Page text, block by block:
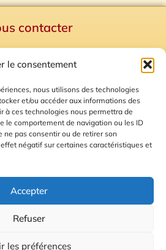
le consentement
nous utilisons des technologies
et/ou accéder aux informations des
à ces technologies nous permettra de
le comportement de navigation ou les ID
ne pas consentir ou de retirer son
négatif sur certaines caractéristiques et
Accepter
Refuser
les préférences
contacter
Plan du site
des Cookies
Radio Calade